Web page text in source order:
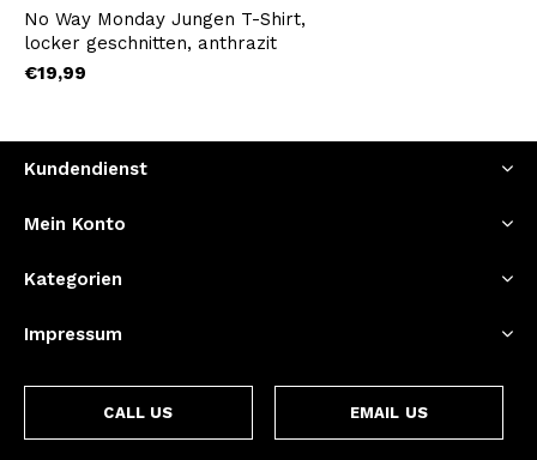
No Way Monday Jungen T-Shirt,
locker geschnitten, anthrazit
€19,99
Kundendienst
Mein Konto
Kategorien
Impressum
CALL US EMAIL US